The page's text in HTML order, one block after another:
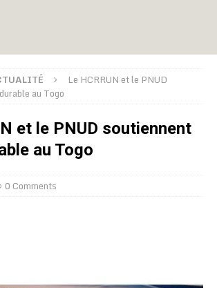
Le HCRRUN et le PNUD
au Togo
et le PNUD soutiennent
au Togo
0 Comments